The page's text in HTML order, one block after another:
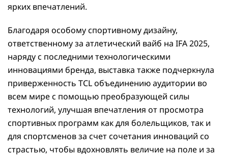
ярких впечатлений.
Благодаря особому спортивному дизайну,
ответственному за атлетический вайб на IFA 2025,
наряду с последними технологическими
инновациями бренда, выставка также подчеркнула
приверженность TCL объединению аудитории во
всем мире с помощью преобразующей силы
технологий, улучшая впечатления от просмотра
спортивных программ как для болельщиков, так и
для спортсменов за счет сочетания инноваций со
страстью, чтобы вдохновлять величие на поле и за